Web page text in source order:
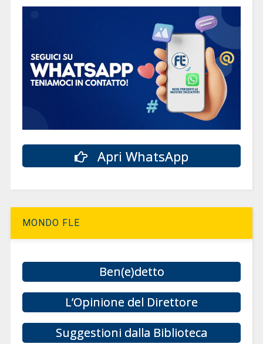
Apri WhatsApp
MONDO FLE
Ben(e)detto
L’Opinione del Direttore
Suggestioni dalla Biblioteca